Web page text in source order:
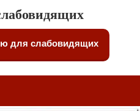
для слабовидящих